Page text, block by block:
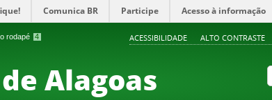
rodapé 4 ACESSIBILIDADE ALTO CONTRASTE
Comunica BR Participe Acesso à informação
Alagoas